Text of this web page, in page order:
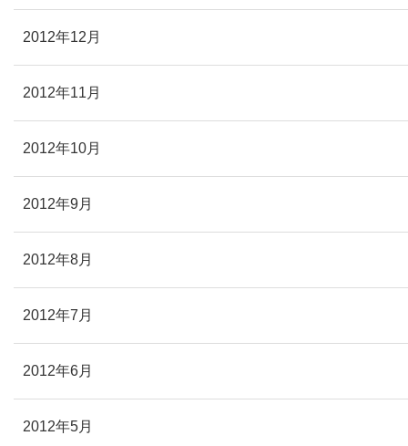
2012年12月
2012年11月
2012年10月
2012年9月
2012年8月
2012年7月
2012年6月
2012年5月